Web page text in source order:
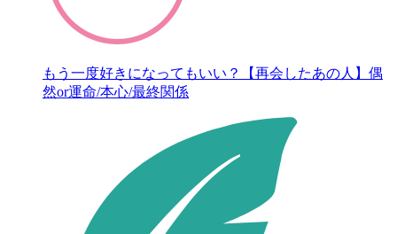
もう一度好きになってもいい？【再会したあの人】偶
然or運命/本心/最終関係